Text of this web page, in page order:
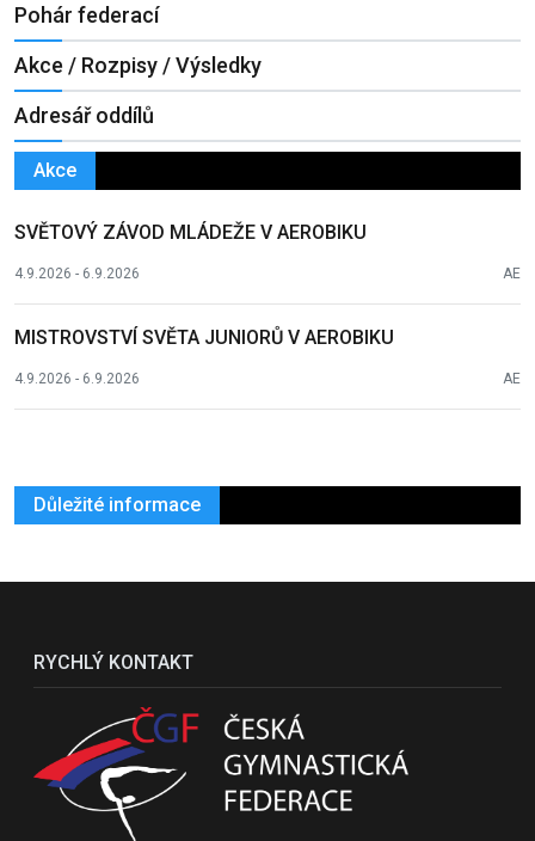
Pohár federací
Akce / Rozpisy / Výsledky
Adresář oddílů
Akce
SVĚTOVÝ ZÁVOD MLÁDEŽE V AEROBIKU
4.9.2026 - 6.9.2026 AE
MISTROVSTVÍ SVĚTA JUNIORŮ V AEROBIKU
4.9.2026 - 6.9.2026 AE
Důležité informace
RYCHLÝ KONTAKT